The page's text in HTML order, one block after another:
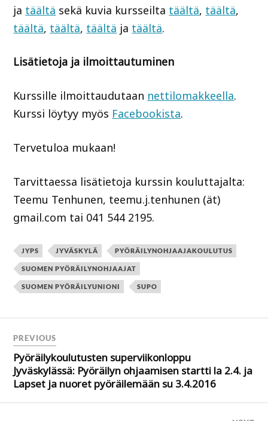
ja täältä sekä kuvia kursseilta täältä, täältä,
täältä, täältä, täältä ja täältä.
Lisätietoja ja ilmoittautuminen
Kurssille ilmoittaudutaan nettilomakkeella.
Kurssi löytyy myös Facebookista.
Tervetuloa mukaan!
Tarvittaessa lisätietoja kurssin kouluttajalta:
Teemu Tenhunen, teemu.j.tenhunen (ät)
gmail.com tai 041 544 2195.
JYPS JYVÄSKYLÄ PYÖRÄILYNOHJAAJAKOULUTUS
SUOMEN PYÖRÄILYNOHJAAJAT
SUOMEN PYÖRÄILYUNIONI SUPO
PREVIOUS
Pyöräilykoulutusten superviikonloppu
Jyväskylässä: Pyöräilyn ohjaamisen startti la 2.4. ja
Lapset ja nuoret pyöräilemään su 3.4.2016